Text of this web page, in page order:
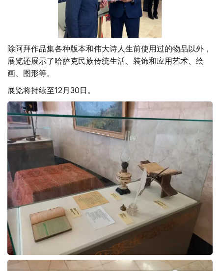
除阿拜作品集各种版本和伟大诗人生前使用过的物品以外，
展览还展示了哈萨克民族传统生活、装饰和应用艺术、绘
画、图形等。
展览将持续至12月30日。